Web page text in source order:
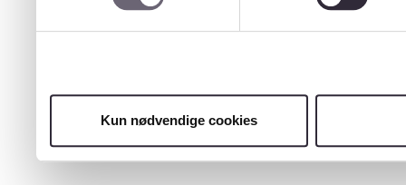
Kun nødvendige cookies